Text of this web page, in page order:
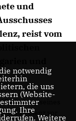
und
reist vom
und
seines
wird Polenz vor
notwendig
die uns
(Website-
Ihre
Weitere